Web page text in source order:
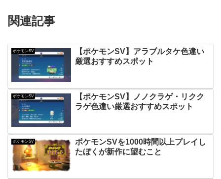
関連記事
ポケモンSV
【ポケモンSV】アラブルタケ色違い
厳選おすすめスポット
ポケモンSV
【ポケモンSV】ノノクラゲ・リクク
ラゲ色違い厳選おすすめスポット
ポケモンSV
ポケモンSVを1000時間以上プレイし
たぼくが新作に望むこと